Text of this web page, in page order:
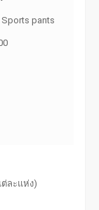
Sports pants
ละแห่ง)